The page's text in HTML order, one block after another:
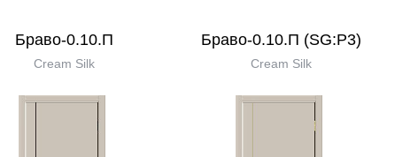
Браво-0.10.П
Cream Silk
Браво-0.10.П (SG:P3)
Cream Silk